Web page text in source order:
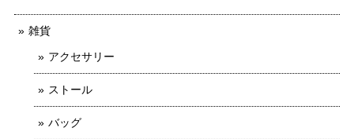
雑貨
アクセサリー
ストール
バッグ